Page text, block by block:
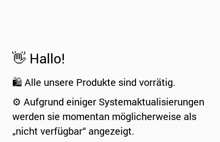
👋 Hallo!
🛍️ Alle unsere Produkte sind vorrätig.
⚙️ Aufgrund einiger Systemaktualisierungen
werden sie momentan möglicherweise als
„nicht verfügbar“ angezeigt.